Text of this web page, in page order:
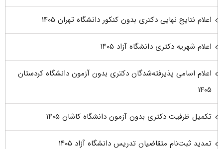
اعلام نتایج نهایی دکتری بدون کنکور دانشگاه تهران ۱۴۰۵
اعلام شهریه دکتری دانشگاه آزاد ۱۴۰۵
اعلام اسامی پذیرفته‌شدگان دکتری بدون آزمون دانشگاه کردستان
۱۴۰۵
تکمیل ظرفیت دکتری بدون آزمون دانشگاه کاشان ۱۴۰۵
تمدید ثبت‌نام متقاضیان تدریس دانشگاه آزاد ۱۴۰۵